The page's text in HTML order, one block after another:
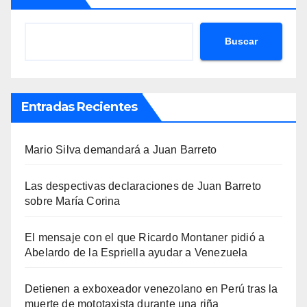
Buscar
Entradas Recientes
Mario Silva demandará a Juan Barreto
Las despectivas declaraciones de Juan Barreto
sobre María Corina
El mensaje con el que Ricardo Montaner pidió a
Abelardo de la Espriella ayudar a Venezuela
Detienen a exboxeador venezolano en Perú tras la
muerte de mototaxista durante una riña